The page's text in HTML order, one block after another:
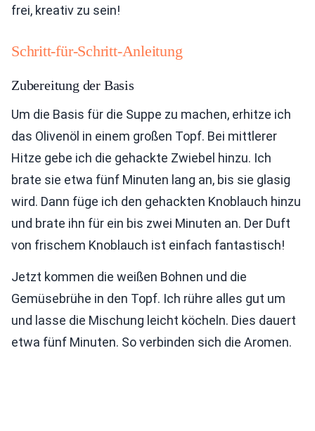
frei, kreativ zu sein!
Schritt-für-Schritt-Anleitung
Zubereitung der Basis
Um die Basis für die Suppe zu machen, erhitze ich
das Olivenöl in einem großen Topf. Bei mittlerer
Hitze gebe ich die gehackte Zwiebel hinzu. Ich
brate sie etwa fünf Minuten lang an, bis sie glasig
wird. Dann füge ich den gehackten Knoblauch hinzu
und brate ihn für ein bis zwei Minuten an. Der Duft
von frischem Knoblauch ist einfach fantastisch!
Jetzt kommen die weißen Bohnen und die
Gemüsebrühe in den Topf. Ich rühre alles gut um
und lasse die Mischung leicht köcheln. Dies dauert
etwa fünf Minuten. So verbinden sich die Aromen.